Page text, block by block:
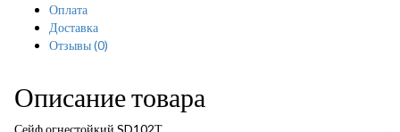
Оплата
Доставка
Отзывы(0)
Описание товара
Сейф огнестойкий SD102Т.